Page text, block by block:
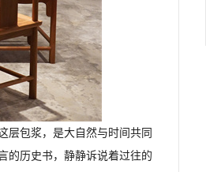
层包浆，是大自然与时间共同
的历史书，静静诉说着过往的